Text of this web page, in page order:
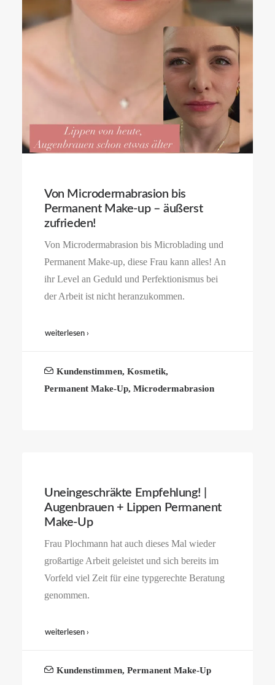
Von Microdermabrasion bis
Permanent Make-up – äußerst
zufrieden!
Von Microdermabrasion bis Microblading und
Permanent Make-up, diese Frau kann alles! An
ihr Level an Geduld und Perfektionismus bei
der Arbeit ist nicht heranzukommen.
weiterlesen ›
Kundenstimmen, Kosmetik,
Permanent Make-Up, Microdermabrasion
Uneingeschräkte Empfehlung! |
Augenbrauen + Lippen Permanent
Make-Up
Frau Plochmann hat auch dieses Mal wieder
großartige Arbeit geleistet und sich bereits im
Vorfeld viel Zeit für eine typgerechte Beratung
genommen.
weiterlesen ›
Kundenstimmen, Permanent Make-Up